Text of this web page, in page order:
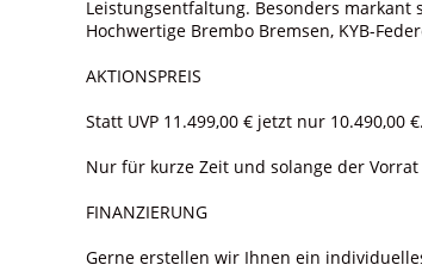
Leistungsentfaltung. Besonders
Hochwertige Brembo Bremsen, KYB-
AKTIONSPREIS
Statt UVP 11.499,00 € jetzt nur 10.490,00 €.
Nur für kurze Zeit und solange der
FINANZIERUNG
Gerne erstellen wir Ihnen ein